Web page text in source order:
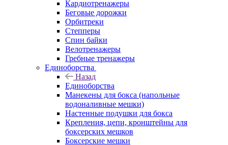
Кардиотренажеры
Беговые дорожки
Орбитреки
Степперы
Спин байки
Велотренажеры
Гребные тренажеры
Единоборства
Назад
Единоборства
Манекены для бокса (напольные
водоналивные мешки)
Настенные подушки для бокса
Крепления, цепи, кронштейны для
боксерских мешков
Боксерские мешки